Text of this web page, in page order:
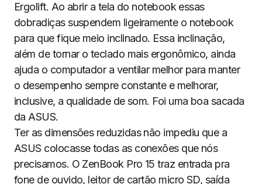
Ergolift. Ao abrir a tela do notebook essas
dobradiças suspendem ligeiramente o notebook
para que fique meio inclinado. Essa inclinação,
além de tornar o teclado mais ergonômico, ainda
ajuda o computador a ventilar melhor para manter
o desempenho sempre constante e melhorar,
inclusive, a qualidade de som. Foi uma boa sacada
da ASUS.
Ter as dimensões reduzidas não impediu que a
ASUS colocasse todas as conexões que nós
precisamos. O ZenBook Pro 15 traz entrada pra
fone de ouvido, leitor de cartão micro SD, saída